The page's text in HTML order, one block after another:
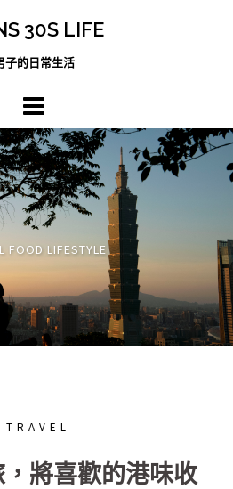
30S LIFE
子的日常生活
FOOD LIFESTYLE
TRAVEL
將喜歡的港味收